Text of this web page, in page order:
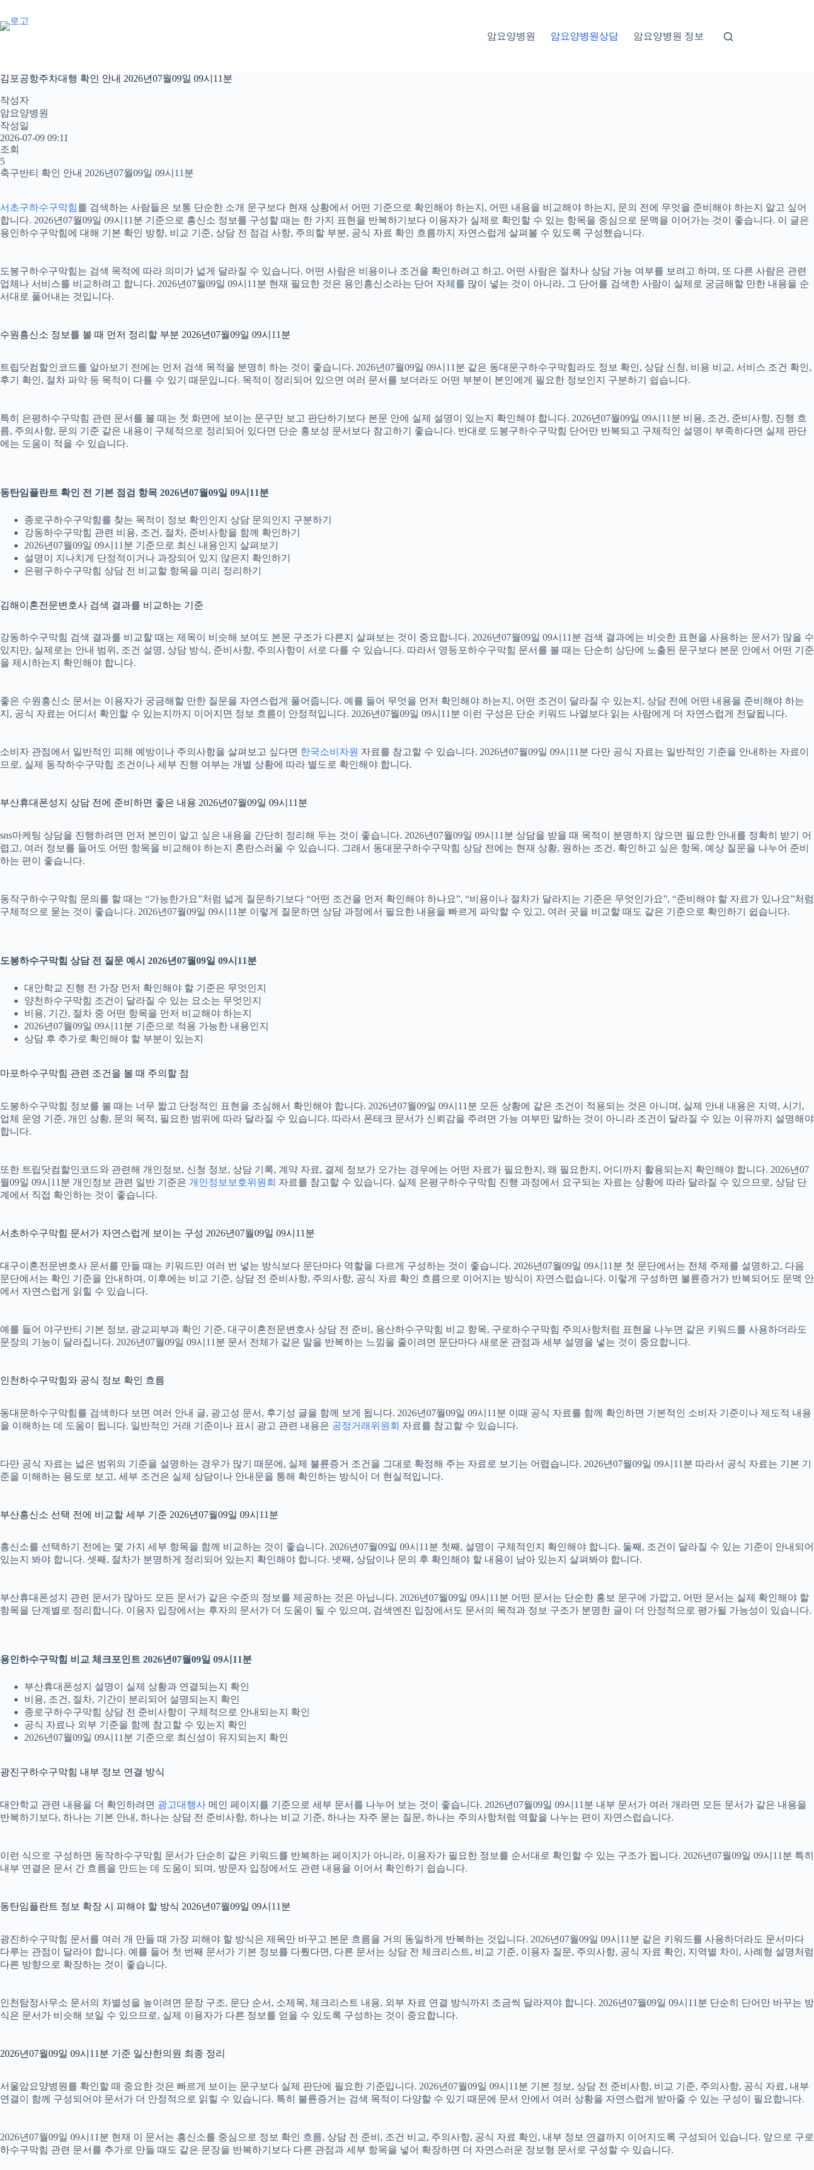
으
뛰
기
암요양병원 암요양병원상담 암요양병원 정보
김포공항주차대행 확인 안내 2026년07월09일 09시11분
작성자
암요양병원
작성일
2026-07-09 09:11
조회
5
축구반티 확인 안내 2026년07월09일 09시11분
서초구하수구막힘를 검색하는 사람들은 보통 단순한 소개 문구보다 현재 상황에서 어떤 기준으로 확인해야 하는지, 어떤 내용을 비교해야 하는지, 문의 전에 무엇을 준비해야 하는지 알고 싶어
합니다. 2026년07월09일 09시11분 기준으로 흥신소 정보를 구성할 때는 한 가지 표현을 반복하기보다 이용자가 실제로 확인할 수 있는 항목을 중심으로 문맥을 이어가는 것이 좋습니다. 이 글은
용인하수구막힘에 대해 기본 확인 방향, 비교 기준, 상담 전 점검 사항, 주의할 부분, 공식 자료 확인 흐름까지 자연스럽게 살펴볼 수 있도록 구성했습니다.
도봉구하수구막힘는 검색 목적에 따라 의미가 넓게 달라질 수 있습니다. 어떤 사람은 비용이나 조건을 확인하려고 하고, 어떤 사람은 절차나 상담 가능 여부를 보려고 하며, 또 다른 사람은 관련
업체나 서비스를 비교하려고 합니다. 2026년07월09일 09시11분 현재 필요한 것은 용인흥신소라는 단어 자체를 많이 넣는 것이 아니라, 그 단어를 검색한 사람이 실제로 궁금해할 만한 내용을 순
서대로 풀어내는 것입니다.
수원흥신소 정보를 볼 때 먼저 정리할 부분 2026년07월09일 09시11분
트립닷컴할인코드를 알아보기 전에는 먼저 검색 목적을 분명히 하는 것이 좋습니다. 2026년07월09일 09시11분 같은 동대문구하수구막힘라도 정보 확인, 상담 신청, 비용 비교, 서비스 조건 확인,
후기 확인, 절차 파악 등 목적이 다를 수 있기 때문입니다. 목적이 정리되어 있으면 여러 문서를 보더라도 어떤 부분이 본인에게 필요한 정보인지 구분하기 쉽습니다.
특히 은평하수구막힘 관련 문서를 볼 때는 첫 화면에 보이는 문구만 보고 판단하기보다 본문 안에 실제 설명이 있는지 확인해야 합니다. 2026년07월09일 09시11분 비용, 조건, 준비사항, 진행 흐
름, 주의사항, 문의 기준 같은 내용이 구체적으로 정리되어 있다면 단순 홍보성 문서보다 참고하기 좋습니다. 반대로 도봉구하수구막힘 단어만 반복되고 구체적인 설명이 부족하다면 실제 판단
에는 도움이 적을 수 있습니다.
동탄임플란트 확인 전 기본 점검 항목 2026년07월09일 09시11분
종로구하수구막힘를 찾는 목적이 정보 확인인지 상담 문의인지 구분하기
강동하수구막힘 관련 비용, 조건, 절차, 준비사항을 함께 확인하기
2026년07월09일 09시11분 기준으로 최신 내용인지 살펴보기
설명이 지나치게 단정적이거나 과장되어 있지 않은지 확인하기
은평구하수구막힘 상담 전 비교할 항목을 미리 정리하기
김해이혼전문변호사 검색 결과를 비교하는 기준
강동하수구막힘 검색 결과를 비교할 때는 제목이 비슷해 보여도 본문 구조가 다른지 살펴보는 것이 중요합니다. 2026년07월09일 09시11분 검색 결과에는 비슷한 표현을 사용하는 문서가 많을 수
있지만, 실제로는 안내 범위, 조건 설명, 상담 방식, 준비사항, 주의사항이 서로 다를 수 있습니다. 따라서 영등포하수구막힘 문서를 볼 때는 단순히 상단에 노출된 문구보다 본문 안에서 어떤 기준
을 제시하는지 확인해야 합니다.
좋은 수원흥신소 문서는 이용자가 궁금해할 만한 질문을 자연스럽게 풀어줍니다. 예를 들어 무엇을 먼저 확인해야 하는지, 어떤 조건이 달라질 수 있는지, 상담 전에 어떤 내용을 준비해야 하는
지, 공식 자료는 어디서 확인할 수 있는지까지 이어지면 정보 흐름이 안정적입니다. 2026년07월09일 09시11분 이런 구성은 단순 키워드 나열보다 읽는 사람에게 더 자연스럽게 전달됩니다.
소비자 관점에서 일반적인 피해 예방이나 주의사항을 살펴보고 싶다면 한국소비자원 자료를 참고할 수 있습니다. 2026년07월09일 09시11분 다만 공식 자료는 일반적인 기준을 안내하는 자료이
므로, 실제 동작하수구막힘 조건이나 세부 진행 여부는 개별 상황에 따라 별도로 확인해야 합니다.
부산휴대폰성지 상담 전에 준비하면 좋은 내용 2026년07월09일 09시11분
sns마케팅 상담을 진행하려면 먼저 본인이 알고 싶은 내용을 간단히 정리해 두는 것이 좋습니다. 2026년07월09일 09시11분 상담을 받을 때 목적이 분명하지 않으면 필요한 안내를 정확히 받기 어
렵고, 여러 정보를 들어도 어떤 항목을 비교해야 하는지 혼란스러울 수 있습니다. 그래서 동대문구하수구막힘 상담 전에는 현재 상황, 원하는 조건, 확인하고 싶은 항목, 예상 질문을 나누어 준비
하는 편이 좋습니다.
동작구하수구막힘 문의를 할 때는 “가능한가요”처럼 넓게 질문하기보다 “어떤 조건을 먼저 확인해야 하나요”, “비용이나 절차가 달라지는 기준은 무엇인가요”, “준비해야 할 자료가 있나요”처럼
구체적으로 묻는 것이 좋습니다. 2026년07월09일 09시11분 이렇게 질문하면 상담 과정에서 필요한 내용을 빠르게 파악할 수 있고, 여러 곳을 비교할 때도 같은 기준으로 확인하기 쉽습니다.
도봉하수구막힘 상담 전 질문 예시 2026년07월09일 09시11분
대안학교 진행 전 가장 먼저 확인해야 할 기준은 무엇인지
양천하수구막힘 조건이 달라질 수 있는 요소는 무엇인지
비용, 기간, 절차 중 어떤 항목을 먼저 비교해야 하는지
2026년07월09일 09시11분 기준으로 적용 가능한 내용인지
상담 후 추가로 확인해야 할 부분이 있는지
마포하수구막힘 관련 조건을 볼 때 주의할 점
도봉하수구막힘 정보를 볼 때는 너무 짧고 단정적인 표현을 조심해서 확인해야 합니다. 2026년07월09일 09시11분 모든 상황에 같은 조건이 적용되는 것은 아니며, 실제 안내 내용은 지역, 시기,
업체 운영 기준, 개인 상황, 문의 목적, 필요한 범위에 따라 달라질 수 있습니다. 따라서 폰테크 문서가 신뢰감을 주려면 가능 여부만 말하는 것이 아니라 조건이 달라질 수 있는 이유까지 설명해야
합니다.
또한 트립닷컴할인코드와 관련해 개인정보, 신청 정보, 상담 기록, 계약 자료, 결제 정보가 오가는 경우에는 어떤 자료가 필요한지, 왜 필요한지, 어디까지 활용되는지 확인해야 합니다. 2026년07
월09일 09시11분 개인정보 관련 일반 기준은 개인정보보호위원회 자료를 참고할 수 있습니다. 실제 은평구하수구막힘 진행 과정에서 요구되는 자료는 상황에 따라 달라질 수 있으므로, 상담 단
계에서 직접 확인하는 것이 좋습니다.
서초하수구막힘 문서가 자연스럽게 보이는 구성 2026년07월09일 09시11분
대구이혼전문변호사 문서를 만들 때는 키워드만 여러 번 넣는 방식보다 문단마다 역할을 다르게 구성하는 것이 좋습니다. 2026년07월09일 09시11분 첫 문단에서는 전체 주제를 설명하고, 다음
문단에서는 확인 기준을 안내하며, 이후에는 비교 기준, 상담 전 준비사항, 주의사항, 공식 자료 확인 흐름으로 이어지는 방식이 자연스럽습니다. 이렇게 구성하면 불륜증거가 반복되어도 문맥 안
에서 자연스럽게 읽힐 수 있습니다.
예를 들어 야구반티 기본 정보, 광교피부과 확인 기준, 대구이혼전문변호사 상담 전 준비, 용산하수구막힘 비교 항목, 구로하수구막힘 주의사항처럼 표현을 나누면 같은 키워드를 사용하더라도
문장의 기능이 달라집니다. 2026년07월09일 09시11분 문서 전체가 같은 말을 반복하는 느낌을 줄이려면 문단마다 새로운 관점과 세부 설명을 넣는 것이 중요합니다.
인천하수구막힘와 공식 정보 확인 흐름
동대문하수구막힘를 검색하다 보면 여러 안내 글, 광고성 문서, 후기성 글을 함께 보게 됩니다. 2026년07월09일 09시11분 이때 공식 자료를 함께 확인하면 기본적인 소비자 기준이나 제도적 내용
을 이해하는 데 도움이 됩니다. 일반적인 거래 기준이나 표시 광고 관련 내용은 공정거래위원회 자료를 참고할 수 있습니다.
다만 공식 자료는 넓은 범위의 기준을 설명하는 경우가 많기 때문에, 실제 불륜증거 조건을 그대로 확정해 주는 자료로 보기는 어렵습니다. 2026년07월09일 09시11분 따라서 공식 자료는 기본 기
준을 이해하는 용도로 보고, 세부 조건은 실제 상담이나 안내문을 통해 확인하는 방식이 더 현실적입니다.
부산흥신소 선택 전에 비교할 세부 기준 2026년07월09일 09시11분
흥신소를 선택하기 전에는 몇 가지 세부 항목을 함께 비교하는 것이 좋습니다. 2026년07월09일 09시11분 첫째, 설명이 구체적인지 확인해야 합니다. 둘째, 조건이 달라질 수 있는 기준이 안내되어
있는지 봐야 합니다. 셋째, 절차가 분명하게 정리되어 있는지 확인해야 합니다. 넷째, 상담이나 문의 후 확인해야 할 내용이 남아 있는지 살펴봐야 합니다.
부산휴대폰성지 관련 문서가 많아도 모든 문서가 같은 수준의 정보를 제공하는 것은 아닙니다. 2026년07월09일 09시11분 어떤 문서는 단순한 홍보 문구에 가깝고, 어떤 문서는 실제 확인해야 할
항목을 단계별로 정리합니다. 이용자 입장에서는 후자의 문서가 더 도움이 될 수 있으며, 검색엔진 입장에서도 문서의 목적과 정보 구조가 분명한 글이 더 안정적으로 평가될 가능성이 있습니다.
용인하수구막힘 비교 체크포인트 2026년07월09일 09시11분
부산휴대폰성지 설명이 실제 상황과 연결되는지 확인
비용, 조건, 절차, 기간이 분리되어 설명되는지 확인
종로구하수구막힘 상담 전 준비사항이 구체적으로 안내되는지 확인
공식 자료나 외부 기준을 함께 참고할 수 있는지 확인
2026년07월09일 09시11분 기준으로 최신성이 유지되는지 확인
광진구하수구막힘 내부 정보 연결 방식
대안학교 관련 내용을 더 확인하려면 광고대행사 메인 페이지를 기준으로 세부 문서를 나누어 보는 것이 좋습니다. 2026년07월09일 09시11분 내부 문서가 여러 개라면 모든 문서가 같은 내용을
반복하기보다, 하나는 기본 안내, 하나는 상담 전 준비사항, 하나는 비교 기준, 하나는 자주 묻는 질문, 하나는 주의사항처럼 역할을 나누는 편이 자연스럽습니다.
이런 식으로 구성하면 동작하수구막힘 문서가 단순히 같은 키워드를 반복하는 페이지가 아니라, 이용자가 필요한 정보를 순서대로 확인할 수 있는 구조가 됩니다. 2026년07월09일 09시11분 특히
내부 연결은 문서 간 흐름을 만드는 데 도움이 되며, 방문자 입장에서도 관련 내용을 이어서 확인하기 쉽습니다.
동탄임플란트 정보 확장 시 피해야 할 방식 2026년07월09일 09시11분
광진하수구막힘 문서를 여러 개 만들 때 가장 피해야 할 방식은 제목만 바꾸고 본문 흐름을 거의 동일하게 반복하는 것입니다. 2026년07월09일 09시11분 같은 키워드를 사용하더라도 문서마다
다루는 관점이 달라야 합니다. 예를 들어 첫 번째 문서가 기본 정보를 다뤘다면, 다른 문서는 상담 전 체크리스트, 비교 기준, 이용자 질문, 주의사항, 공식 자료 확인, 지역별 차이, 사례형 설명처럼
다른 방향으로 확장하는 것이 좋습니다.
인천탐정사무소 문서의 차별성을 높이려면 문장 구조, 문단 순서, 소제목, 체크리스트 내용, 외부 자료 연결 방식까지 조금씩 달라져야 합니다. 2026년07월09일 09시11분 단순히 단어만 바꾸는 방
식은 문서가 비슷해 보일 수 있으므로, 실제 이용자가 다른 정보를 얻을 수 있도록 구성하는 것이 중요합니다.
2026년07월09일 09시11분 기준 일산한의원 최종 정리
서울암요양병원를 확인할 때 중요한 것은 빠르게 보이는 문구보다 실제 판단에 필요한 기준입니다. 2026년07월09일 09시11분 기본 정보, 상담 전 준비사항, 비교 기준, 주의사항, 공식 자료, 내부
연결이 함께 구성되어야 문서가 더 안정적으로 읽힐 수 있습니다. 특히 불륜증거는 검색 목적이 다양할 수 있기 때문에 문서 안에서 여러 상황을 자연스럽게 받아줄 수 있는 구성이 필요합니다.
2026년07월09일 09시11분 현재 이 문서는 흥신소를 중심으로 정보 확인 흐름, 상담 전 준비, 조건 비교, 주의사항, 공식 자료 확인, 내부 정보 연결까지 이어지도록 구성되어 있습니다. 앞으로 구로
하수구막힘 관련 문서를 추가로 만들 때도 같은 문장을 반복하기보다 다른 관점과 세부 항목을 넣어 확장하면 더 자연스러운 정보형 문서로 구성할 수 있습니다.